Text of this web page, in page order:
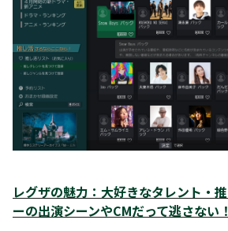
レグザの魅力：大好きなタレント・
ーの出演シーンやCMだって逃さない